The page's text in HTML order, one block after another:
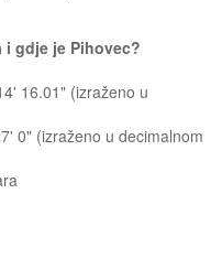
gdje je Pihovec?
16.01" (izraženo u
0" (izraženo u decimalnom